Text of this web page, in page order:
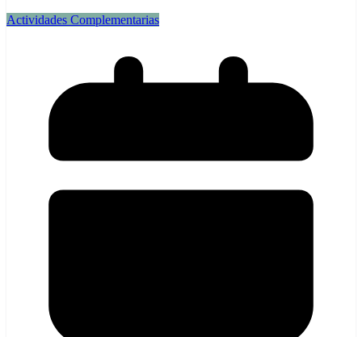
Actividades Complementarias